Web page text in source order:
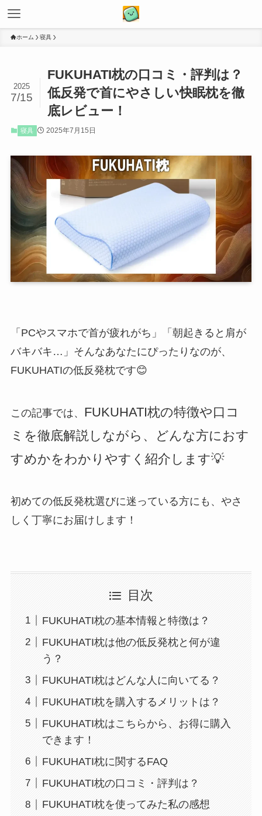
ホーム 寝具
FUKUHATI枕の口コミ・評判は？
低反発で首にやさしい快眠枕を徹
底レビュー！
2025
7/15
寝具 2025年7月15日
「PCやスマホで首が疲れがち」「朝起きると肩が
バキバキ…」そんなあなたにぴったりなのが、
FUKUHATIの低反発枕です😊
この記事では、 FUKUHATI枕の特徴や口コ
ミを徹底解説しながら、どんな方におす
すめかをわかりやすく紹介します💡
初めての低反発枕選びに迷っている方にも、やさ
しく丁寧にお届けします！
目次
FUKUHATI枕の基本情報と特徴は？
FUKUHATI枕は他の低反発枕と何が違
う？
FUKUHATI枕はどんな人に向いてる？
FUKUHATI枕を購入するメリットは？
FUKUHATI枕はこちらから、お得に購入
できます！
FUKUHATI枕に関するFAQ
FUKUHATI枕の口コミ・評判は？
FUKUHATI枕を使ってみた私の感想